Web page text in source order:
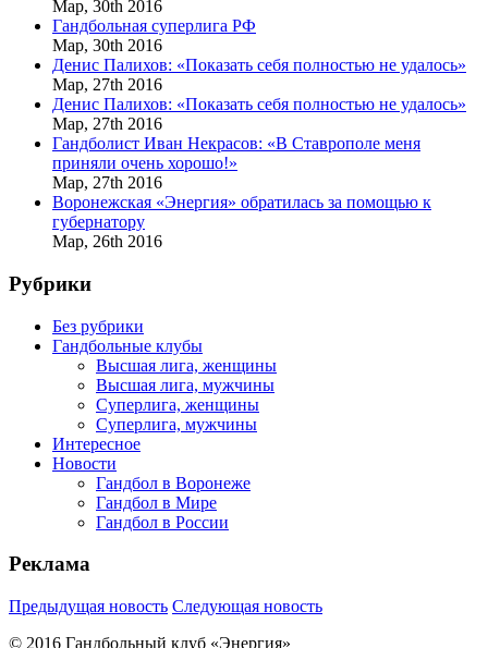
Мар, 30th 2016
Гандбольная суперлига РФ
Мар, 30th 2016
Денис Палихов: «Показать себя полностью не удалось»
Мар, 27th 2016
Денис Палихов: «Показать себя полностью не удалось»
Мар, 27th 2016
Гандболист Иван Некрасов: «В Ставрополе меня
приняли очень хорошо!»
Мар, 27th 2016
Воронежская «Энергия» обратилась за помощью к
губернатору
Мар, 26th 2016
Рубрики
Без рубрики
Гандбольные клубы
Высшая лига, женщины
Высшая лига, мужчины
Суперлига, женщины
Суперлига, мужчины
Интересное
Новости
Гандбол в Воронеже
Гандбол в Мире
Гандбол в России
Реклама
Предыдущая новость Следующая новость
© 2016 Гандбольный клуб «Энергия»